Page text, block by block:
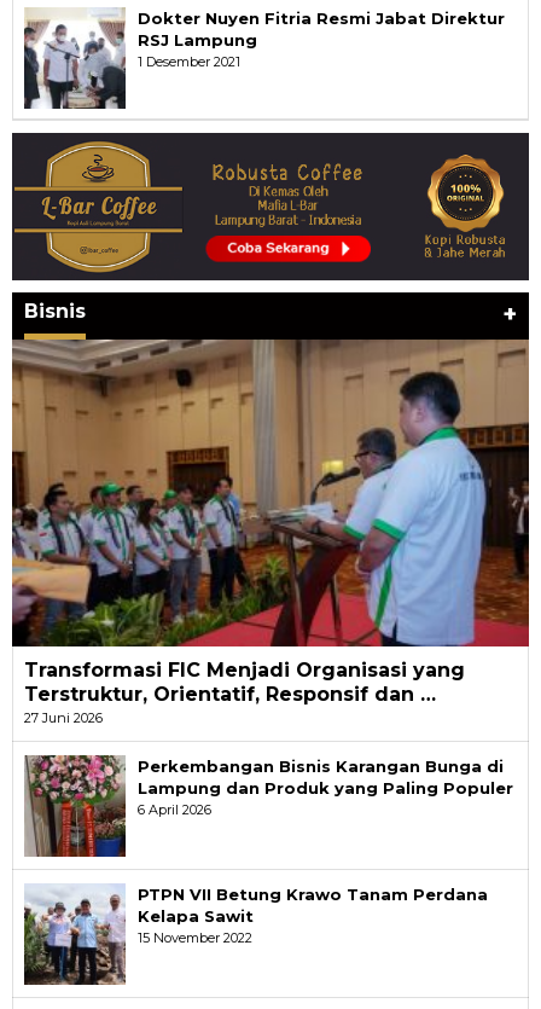
Dokter Nuyen Fitria Resmi Jabat Direktur
RSJ Lampung
1 Desember 2021
Bisnis +
Transformasi FIC Menjadi Organisasi yang
Terstruktur, Orientatif, Responsif dan …
27 Juni 2026
Perkembangan Bisnis Karangan Bunga di
Lampung dan Produk yang Paling Populer
6 April 2026
PTPN VII Betung Krawo Tanam Perdana
Kelapa Sawit
15 November 2022